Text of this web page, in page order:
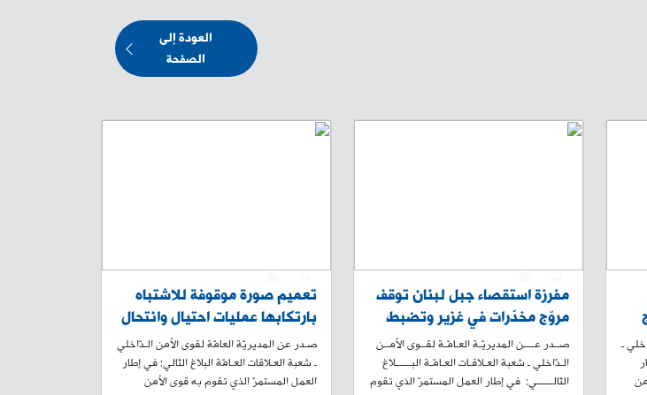
العودة إلى
الصفحة
ـ
مفرزة استقصاء جبل لبنان توقف
مروّج مخدّرات في غزير وتضبط
كميّة منها بحوزته
صــدر عــــن المديريّـة العـامّـة لقــوى الأمــن
الـدّاخلي ـ شعبة العـلاقـات العـامّـة البــــــلاغ
التّالــــــي: في إطار العمل المستمرّ الذي تقوم
تعميم صورة موقوفة للاشتباه
بارتكابها عمليات احتيال وانتحال
صفة، هل وقعتم ضحية أعمالها؟
صـدر عن المديريّة العامّة لقوى الأمن الـدّاخلي
ـ شعبة العـلاقات العـامّة البلاغ التّالي: في إطار
العمل المستمرّ الذي تقوم به قوى الأمن